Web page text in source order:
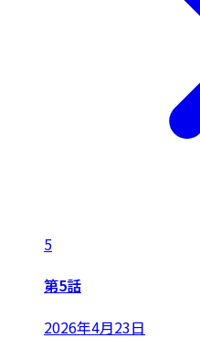
5
第5話
2026年4月23日